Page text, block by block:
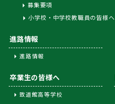
募集要項
小学校・中学校教職員の皆様へ
進路情報
進路情報
卒業生の皆様へ
致道館高等学校